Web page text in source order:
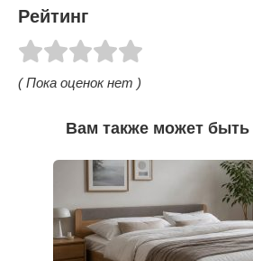
Рейтинг
( Пока оценок нет )
Вам также может быть